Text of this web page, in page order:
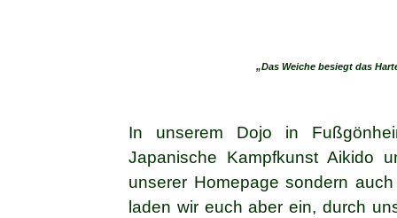
„Das Weiche besiegt das
In unserem Dojo in
Japanische Kampfkunst Aikido
unserer Homepage sondern
laden wir euch aber ein, durch